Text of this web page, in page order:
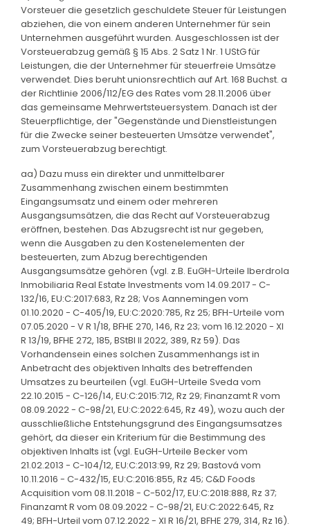
Vorsteuer die gesetzlich geschuldete Steuer für Leistungen
abziehen, die von einem anderen Unternehmer für sein
Unternehmen ausgeführt wurden. Ausgeschlossen ist der
Vorsteuerabzug gemäß § 15 Abs. 2 Satz 1 Nr. 1 UStG für
Leistungen, die der Unternehmer für steuerfreie Umsätze
verwendet. Dies beruht unionsrechtlich auf Art. 168 Buchst. a
der Richtlinie 2006/112/EG des Rates vom 28.11.2006 über
das gemeinsame Mehrwertsteuersystem. Danach ist der
Steuerpflichtige, der "Gegenstände und Dienstleistungen
für die Zwecke seiner besteuerten Umsätze verwendet",
zum Vorsteuerabzug berechtigt.
aa) Dazu muss ein direkter und unmittelbarer
Zusammenhang zwischen einem bestimmten
Eingangsumsatz und einem oder mehreren
Ausgangsumsätzen, die das Recht auf Vorsteuerabzug
eröffnen, bestehen. Das Abzugsrecht ist nur gegeben,
wenn die Ausgaben zu den Kostenelementen der
besteuerten, zum Abzug berechtigenden
Ausgangsumsätze gehören (vgl. z.B. EuGH-Urteile Iberdrola
Inmobiliaria Real Estate Investments vom 14.09.2017 - C-
132/16, EU:C:2017:683, Rz 28; Vos Aannemingen vom
01.10.2020 - C-405/19, EU:C:2020:785, Rz 25; BFH-Urteile vom
07.05.2020 - V R 1/18, BFHE 270, 146, Rz 23; vom 16.12.2020 - XI
R 13/19, BFHE 272, 185, BStBl II 2022, 389, Rz 59). Das
Vorhandensein eines solchen Zusammenhangs ist in
Anbetracht des objektiven Inhalts des betreffenden
Umsatzes zu beurteilen (vgl. EuGH-Urteile Sveda vom
22.10.2015 - C-126/14, EU:C:2015:712, Rz 29; Finanzamt R vom
08.09.2022 - C-98/21, EU:C:2022:645, Rz 49), wozu auch der
ausschließliche Entstehungsgrund des Eingangsumsatzes
gehört, da dieser ein Kriterium für die Bestimmung des
objektiven Inhalts ist (vgl. EuGH-Urteile Becker vom
21.02.2013 - C-104/12, EU:C:2013:99, Rz 29; Bastová vom
10.11.2016 - C-432/15, EU:C:2016:855, Rz 45; C&D Foods
Acquisition vom 08.11.2018 - C-502/17, EU:C:2018:888, Rz 37;
Finanzamt R vom 08.09.2022 - C-98/21, EU:C:2022:645, Rz
49; BFH-Urteil vom 07.12.2022 - XI R 16/21, BFHE 279, 314, Rz 16).